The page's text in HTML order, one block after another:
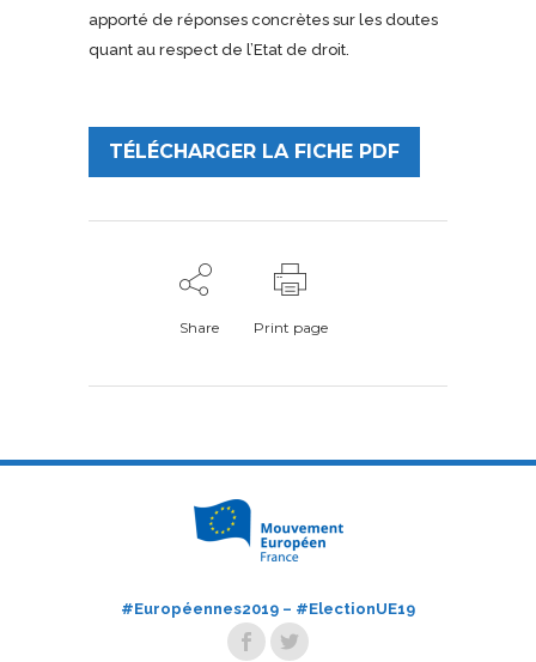
apporté de réponses concrètes sur les doutes
quant au respect de l’Etat de droit.
TÉLÉCHARGER LA FICHE PDF
Share Print page
#Européennes2019 – #ElectionUE19